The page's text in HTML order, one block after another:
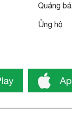
Quảng bá
Ủng hộ